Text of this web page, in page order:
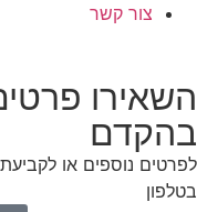
צור קשר
השאירו
בהקדם
לפרטים נוספים או
בטלפון